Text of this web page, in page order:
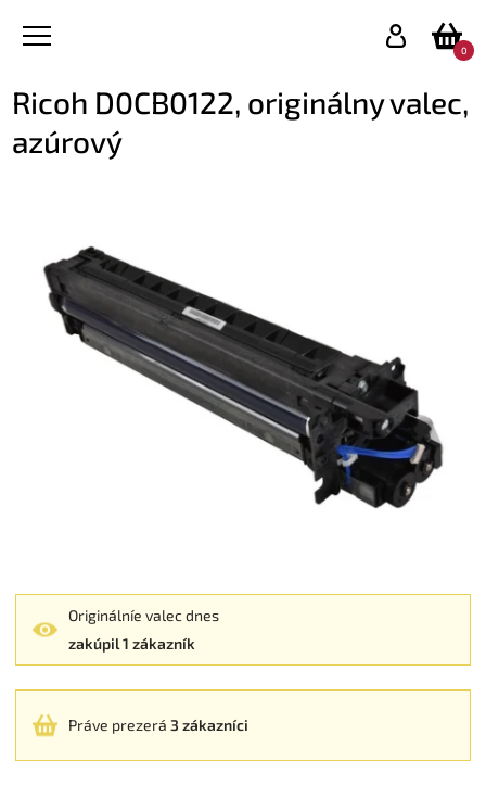
0
Ricoh D0CB0122, originálny valec,
azúrový
Originálníe valec dnes
zakúpil 1 zákazník
Práve prezerá 3 zákazníci